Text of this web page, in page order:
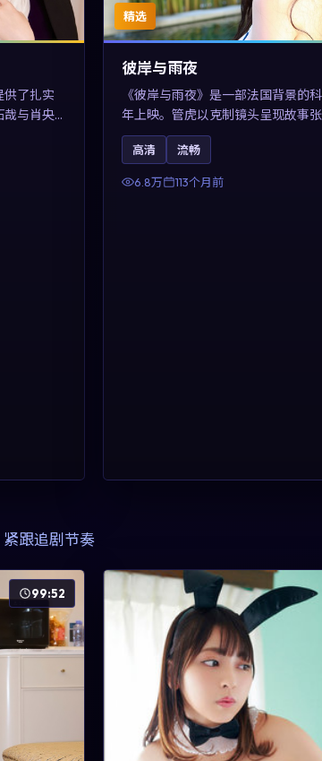
供了扎实
哉与肖央
容用喜
包含高
2017战
精选
彼岸与雨夜
《彼岸与雨夜》是一部法国背景的
年上映。管虎以克制镜头呈现故事张
木村拓哉与张震的对手戏可圈可点。
实历史背景下虚构一段跨国追寻之
风格与演员阵容的观众具有检索与收
高清 流畅
6.8万 113个月前
跟追剧节奏
99:52